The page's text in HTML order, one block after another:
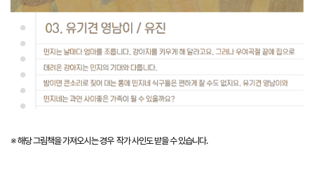
※ 해당 그림책을 가져오시는 경우 작가 사인도 받을 수 있습니다.